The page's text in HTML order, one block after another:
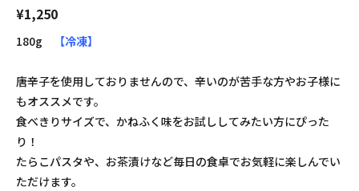
¥1,250
180g 【冷凍】
唐辛子を使用しておりませんので、辛いのが苦手な方やお子様に
もオススメです。
食べきりサイズで、かねふく味をお試ししてみたい方にぴった
り！
たらこパスタや、お茶漬けなど毎日の食卓でお気軽に楽しんでい
ただけます。